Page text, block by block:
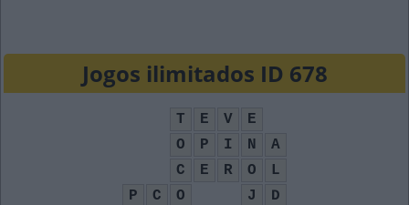
Jogos ilimitados ID 678
T E V
E
O
P I N
A
C
E R O
L
P
C O J
D